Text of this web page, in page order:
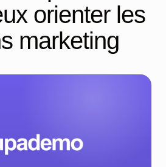
orienter les
marketing